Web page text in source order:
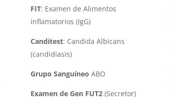
FIT: Examen de Alimentos
inflamatorios (IgG)
Canditest: Candida Albicans
(candidiasis)
Grupo Sanguíneo ABO
Examen de Gen FUT2(Secretor)